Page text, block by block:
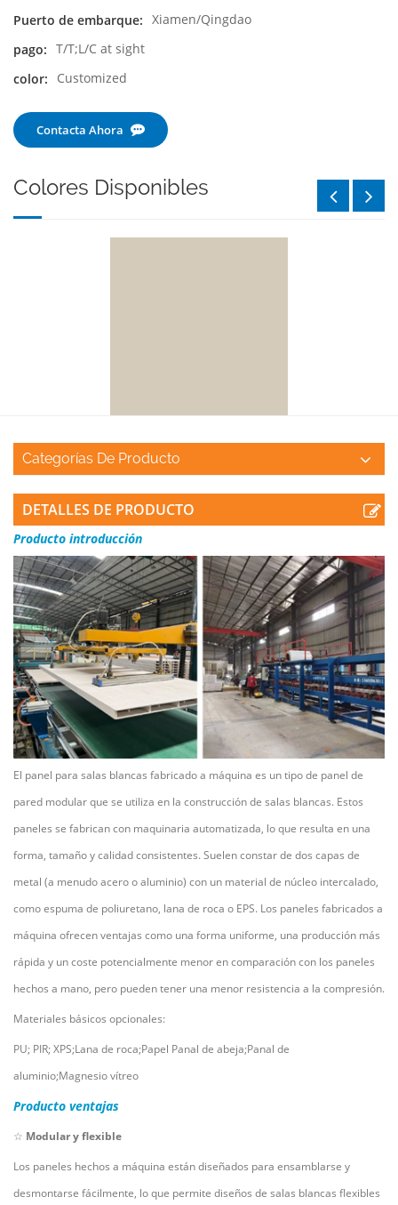
Puerto de embarque: Xiamen/Qingdao
pago: T/T;L/C at sight
color:
Customized
Contacta Ahora
Colores Disponibles
Categorías De Producto
DETALLES DE PRODUCTO
Producto introducción
El panel para salas blancas fabricado a máquina es un tipo de panel de
pared modular que se utiliza en la construcción de salas blancas. Estos
paneles se fabrican con maquinaria automatizada, lo que resulta en una
forma, tamaño y calidad consistentes. Suelen constar de dos capas de
metal (a menudo acero o aluminio) con un material de núcleo intercalado,
como espuma de poliuretano, lana de roca o EPS. Los paneles fabricados a
máquina ofrecen ventajas como una forma uniforme, una producción más
rápida y un coste potencialmente menor en comparación con los paneles
hechos a mano, pero pueden tener una menor resistencia a la compresión.
Materiales básicos opcionales:
PU; PIR; XPS;Lana de roca;Papel Panal de abeja;Panal de
aluminio;Magnesio vítreo
Producto ventajas
☆ Modular y flexible
Los paneles hechos a máquina están diseñados para ensamblarse y
desmontarse fácilmente, lo que permite diseños de salas blancas flexibles